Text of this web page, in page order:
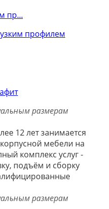
пр...
12 лет занимается
мебели на
комплекс услуг -
подъём и сборку